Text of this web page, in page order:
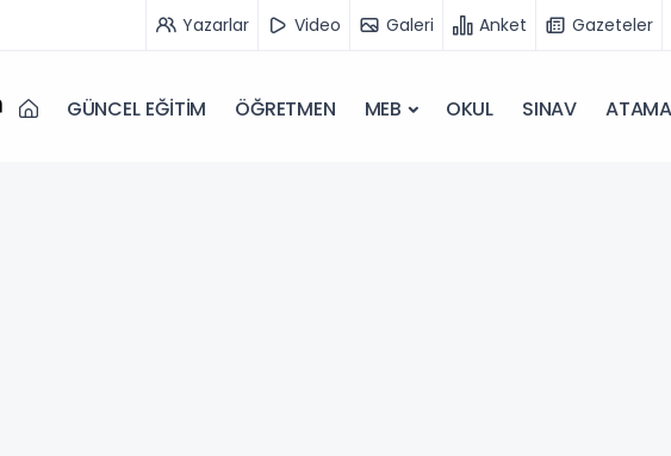
Yazarlar Video Galeri Anket Gazeteler
GÜNCEL EĞİTİM ÖĞRETMEN MEB OKUL SINAV ATAMA